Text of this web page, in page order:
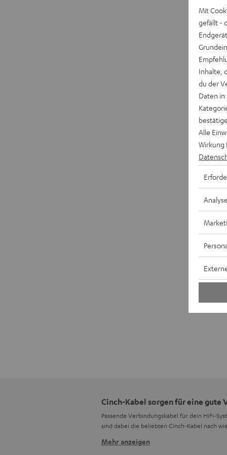
Cinch-Kabel sorgen für eine gute
Passende Verbindungskabel für dein HiFi-
sind dabei die beliebten Cinch-Kabel nach
Cinch-Kabel – was ist das
Mehr anzeigen
Mit
gefällt -
Inhalte,
du der
Daten in
Alle
Wirkung
Analyse